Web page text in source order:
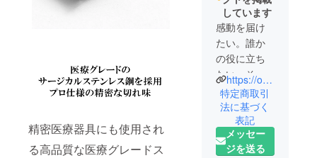
精密医療器具にも使用され
る高品質な医療グレードス
しています
感動を届け
たい。誰か
の役に立ち
たい。そし
て、心から
「欲しい」
と思えるも
のだけを。
https://our-product.com/fm/31566/zbfGwgws
特定商取引
法に基づく
表記
メッセー
ジを送る